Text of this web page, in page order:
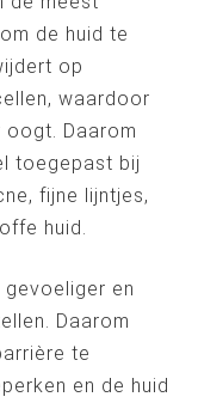
de huid te
op
waardoor
oogt. Daarom
toegepast bij
fijne lijntjes,
huid.
en
Daarom
te
en de huid